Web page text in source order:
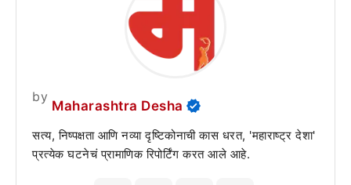
by
Maharashtra Desha
सत्य, निष्पक्षता आणि नव्या दृष्टिकोनाची कास धरत, 'महाराष्ट्र देशा'
प्रत्येक घटनेचं प्रामाणिक रिपोर्टिंग करत आले आहे.